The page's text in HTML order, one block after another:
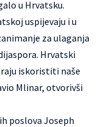
u Hrvatsku.
uspijevaju i u
za ulaganja
Hrvatski
iskoristiti naše
Mlinar, otvorivši
poslova Joseph